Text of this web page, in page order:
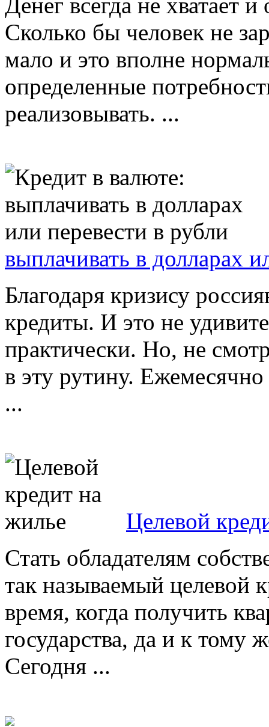
Сколько бы человек не
мало и это вполне
определенные
реализовывать. ...
выплачивать в долларах
Благодаря кризису
кредиты. И это не
практически. Но, не
в эту рутину.
...
Целевой
Стать обладателям
так называемый целевой
время, когда получить
государства, да и к тому
Сегодня ...